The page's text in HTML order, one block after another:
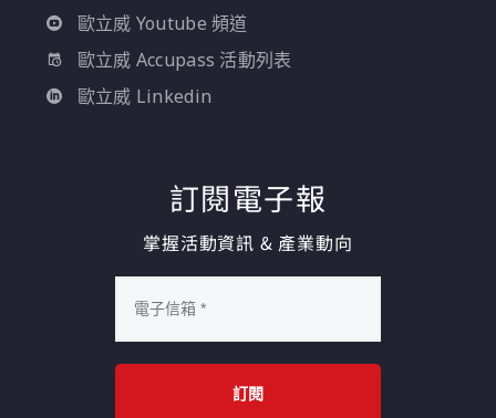
歐立威 Youtube 頻道
歐立威 Accupass 活動列表
歐立威 Linkedin
訂閱電子報
掌握活動資訊 & 產業動向
訂閱